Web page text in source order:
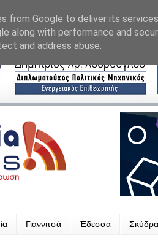
Γιαννιτσά Έδεσσα Σκύδρα
from Google to deliver its
along with performance and
and address abuse.